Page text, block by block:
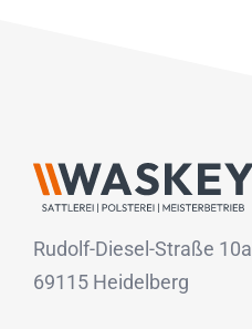
Rudolf-Diesel-Straße 10a
69115 Heidelberg